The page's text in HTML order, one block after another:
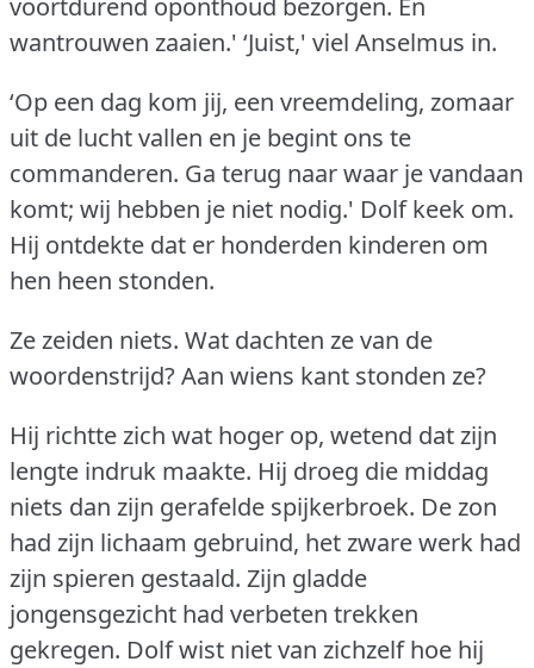
voortdurend oponthoud bezorgen. En
wantrouwen zaaien.' ‘Juist,' viel Anselmus in.
‘Op een dag kom jij, een vreemdeling, zomaar
uit de lucht vallen en je begint ons te
commanderen. Ga terug naar waar je vandaan
komt; wij hebben je niet nodig.' Dolf keek om.
Hij ontdekte dat er honderden kinderen om
hen heen stonden.
Ze zeiden niets. Wat dachten ze van de
woordenstrijd?Aan wiens kant stonden ze?
Hij richtte zich wat hoger op, wetend dat zijn
lengte indruk maakte. Hij droeg die middag
niets dan zijn gerafelde spijkerbroek. De zon
had zijn lichaam gebruind, het zware werk had
zijn spieren gestaald. Zijn gladde
jongensgezicht had verbeten trekken
gekregen. Dolf wist niet van zichzelf hoe hij